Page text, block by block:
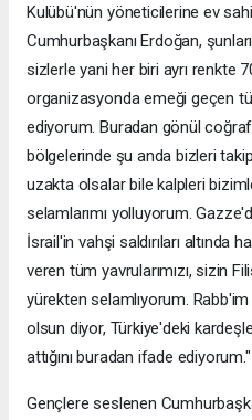
Kulübü'nün yöneticilerine ev
Cumhurbaşkanı Erdoğan,
sizlerle yani her biri ayrı renkte
organizasyonda emeği geçen
ediyorum. Buradan gönül
bölgelerinde şu anda bizleri
uzakta olsalar bile kalpleri
selamlarımı yolluyorum.
İsrail'in vahşi saldırıları altında
veren tüm yavrularımızı, sizin
yürekten selamlıyorum. Rabb'im
olsun diyor, Türkiye'deki
attığını buradan ifade ediyorum."
Gençlere seslenen